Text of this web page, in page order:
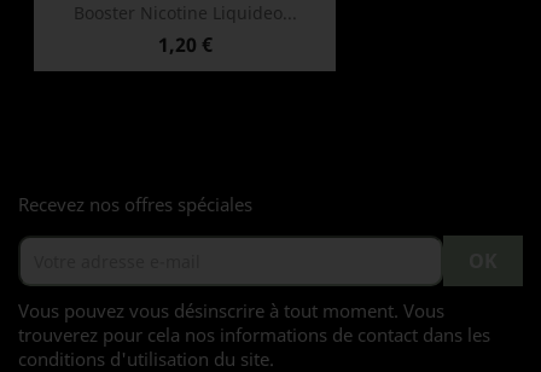
Booster Nicotine Liquideo...
Prix
1,20 €
Recevez nos offres spéciales
Vous pouvez vous désinscrire à tout moment. Vous
trouverez pour cela nos informations de contact dans les
conditions d'utilisation du site.